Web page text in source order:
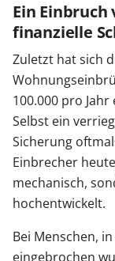
Ein
finanzielle
Zuletzt hat sich
100.000 pro
Selbst ein
Sicherung
Einbrecher
mechanisch,
hochentwickelt.
Bei Menschen,
eingebrochen